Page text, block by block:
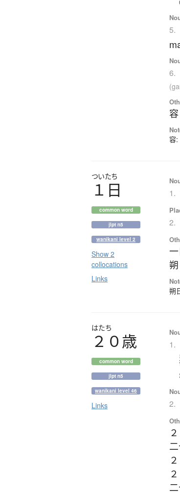
5.
6.
容
ついたち
１日
common word
jlpt n5
wanikani level 2
Show 2
collocations
Links
1.
2.
朔
はたち
２０歳
common word
jlpt n5
wanikani level 46
Links
1.
2.